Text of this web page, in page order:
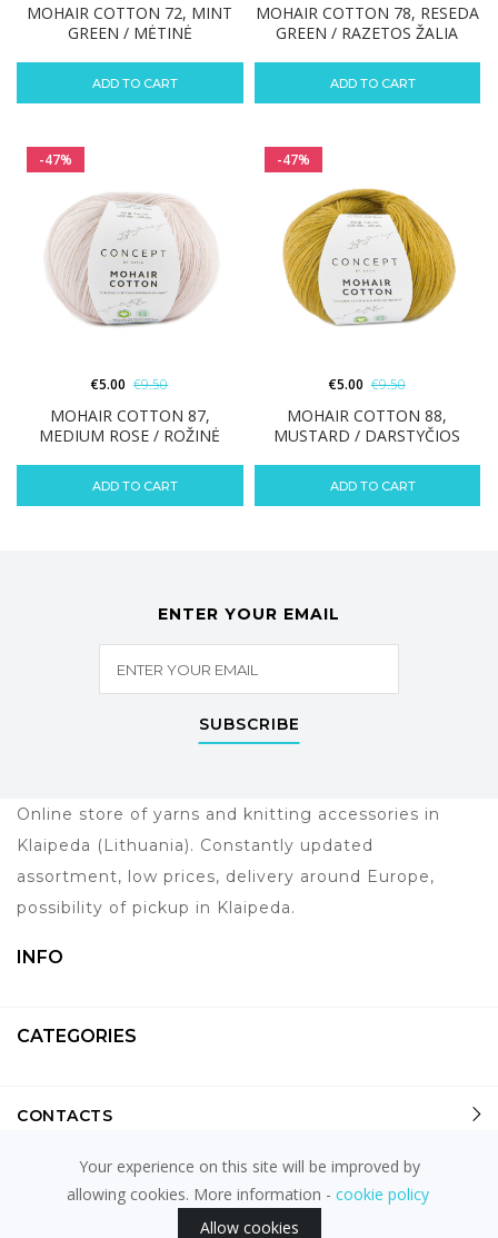
MOHAIR COTTON 72, MINT
GREEN / MĖTINĖ
ADD TO CART
MOHAIR COTTON 78, RESEDA
GREEN / RAZETOS ŽALIA
ADD TO CART
-47%
MOHAIR COTTON 87,
MEDIUM ROSE / ROŽINĖ
€5.00 €9.50
ADD TO CART
-47%
MOHAIR COTTON 88,
MUSTARD / DARSTYČIOS
€5.00 €9.50
ADD TO CART
ENTER YOUR EMAIL
SUBSCRIBE
Online store of yarns and knitting accessories in
Klaipeda (Lithuania). Constantly updated
assortment, low prices, delivery around Europe,
possibility of pickup in Klaipeda.
INFO
CATEGORIES
CONTACTS
© 2026ARIADNE.LT
powered byfronto.lt
Your experience on this site will be improved by
allowing cookies. More information - cookie policy
Allow cookies